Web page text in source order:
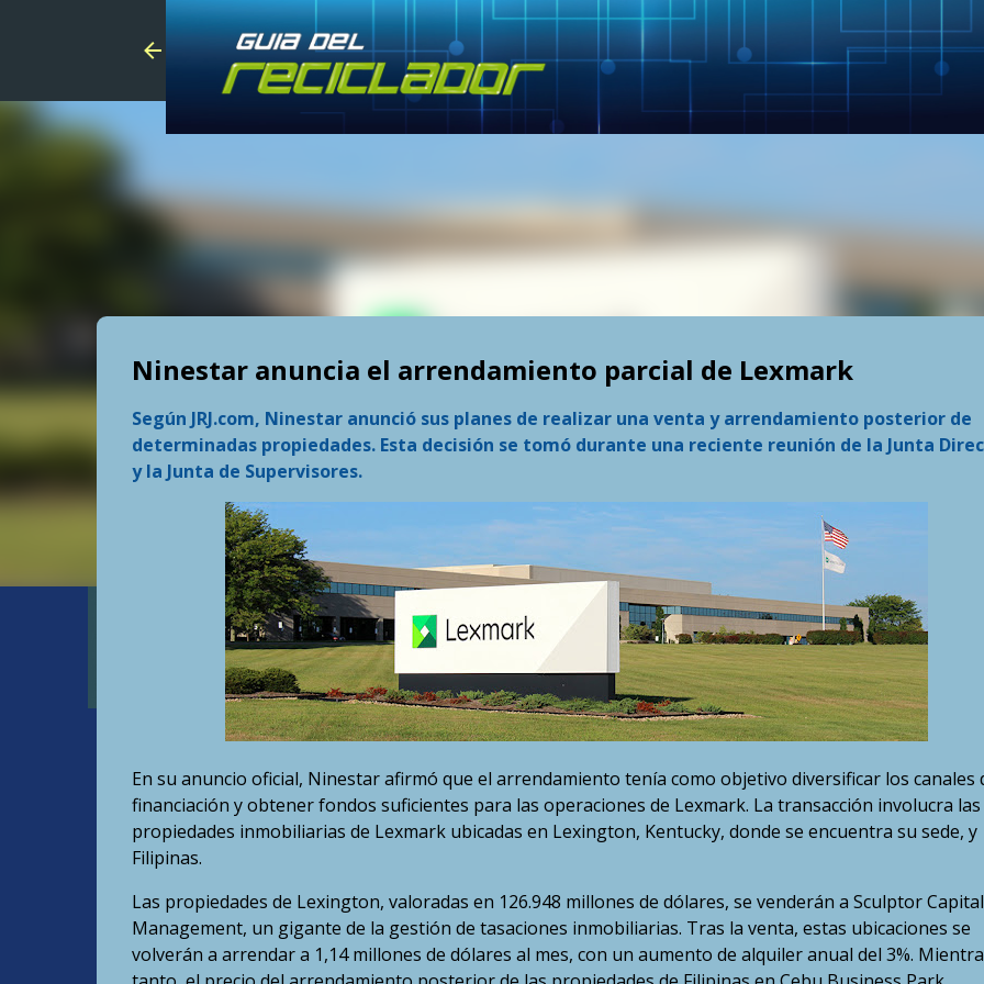
Skip to main content
Ninestar anuncia el arrendamiento parcial de Lexmark
Según JRJ.com, Ninestar anunció sus planes de realizar una venta y arrendamiento posterior de
determinadas propiedades. Esta decisión se tomó durante una reciente reunión de la Junta
y la Junta de Supervisores.
En su anuncio oficial, Ninestar afirmó que el arrendamiento tenía como objetivo diversificar los canales
financiación y obtener fondos suficientes para las operaciones de Lexmark. La transacción involucra las
propiedades inmobiliarias de Lexmark ubicadas en Lexington, Kentucky, donde se encuentra su sede, y
Filipinas.
Las propiedades de Lexington, valoradas en 126.948 millones de dólares, se venderán a Sculptor Capital
Management, un gigante de la gestión de tasaciones inmobiliarias. Tras la venta, estas ubicaciones se
volverán a arrendar a 1,14 millones de dólares al mes, con un aumento de alquiler anual del 3%.